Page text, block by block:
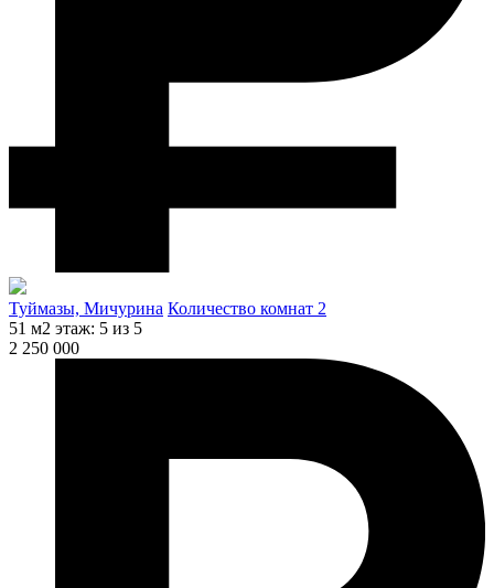
Туймазы, Мичурина Количество комнат 2
51 м2 этаж: 5 из 5
2 250 000